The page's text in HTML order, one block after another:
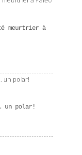
meurtrier à
un polar!